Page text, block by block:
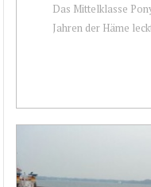
Das Mittelklasse
Jahren der Häme